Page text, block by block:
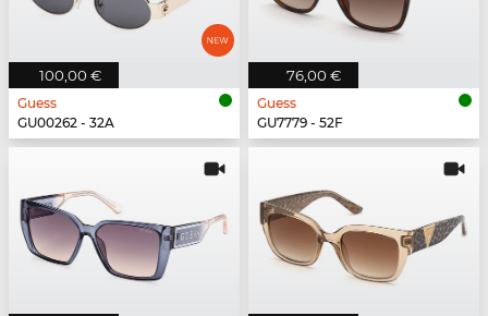
100,00 €
Guess
GU00262 - 32A
76,00 €
Guess
GU7779 - 52F